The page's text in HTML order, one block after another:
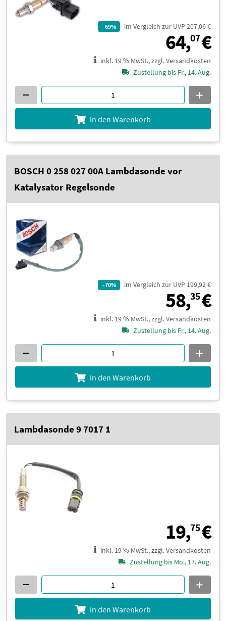
–69% im Vergleich zur UVP 207,06 €
64,07€
inkl. 19 % MwSt., zzgl. Versandkosten
Zustellung bis Fr., 14. Aug.
In den Warenkorb
BOSCH 0 258 027 00A Lambdasonde vor
Katalysator Regelsonde
–70% im Vergleich zur UVP 199,92 €
58,35€
inkl. 19 % MwSt., zzgl. Versandkosten
Zustellung bis Fr., 14. Aug.
In den Warenkorb
Lambdasonde 9 7017 1
19,75€
inkl. 19 % MwSt., zzgl. Versandkosten
Zustellung bis Mo., 17. Aug.
In den Warenkorb